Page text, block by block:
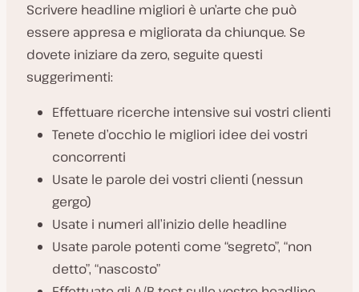
Scrivere headline migliori è un’arte che può
essere appresa e migliorata da chiunque. Se
dovete iniziare da zero, seguite questi
suggerimenti:
Effettuare ricerche intensive sui vostri clienti
Tenete d’occhio le migliori idee dei vostri
concorrenti
Usate le parole dei vostri clienti (nessun
gergo)
Usate i numeri all’inizio delle headline
Usate parole potenti come “segreto”, “non
detto”, “nascosto”